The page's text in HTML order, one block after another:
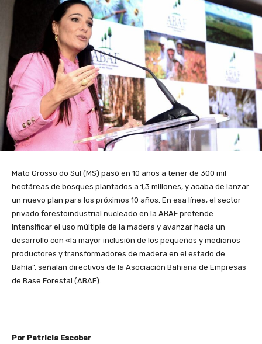
Mato Grosso do Sul (MS) pasó en 10 años a tener de 300 mil
hectáreas de bosques plantados a 1,3 millones, y acaba de lanzar
un nuevo plan para los próximos 10 años. En esa línea, el sector
privado forestoindustrial nucleado en la ABAF pretende
intensificar el uso múltiple de la madera y avanzar hacia un
desarrollo con «la mayor inclusión de los pequeños y medianos
productores y transformadores de madera en el estado de
Bahía”, señalan directivos de la Asociación Bahiana de Empresas
de Base Forestal (ABAF).
Por Patricia Escobar